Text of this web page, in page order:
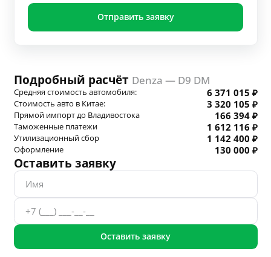
Отправить заявку
Подробный расчёт Denza — D9 DM
Средняя стоимость автомобиля: 6 371 015 ₽
Стоимость авто в Китае: 3 320 105 ₽
Прямой импорт до Владивостока 166 394 ₽
Таможенные платежи 1 612 116 ₽
Утилизационный сбор 1 142 400 ₽
Оформление 130 000 ₽
Оставить заявку
Оставить заявку